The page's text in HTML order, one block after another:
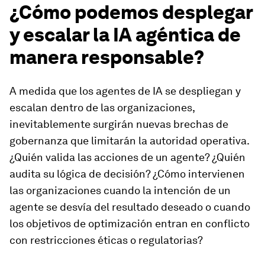
¿Cómo podemos desplegar
y escalar la IA agéntica de
manera responsable?
A medida que los agentes de IA se despliegan y
escalan dentro de las organizaciones,
inevitablemente surgirán nuevas brechas de
gobernanza que limitarán la autoridad operativa.
¿Quién valida las acciones de un agente? ¿Quién
audita su lógica de decisión? ¿Cómo intervienen
las organizaciones cuando la intención de un
agente se desvía del resultado deseado o cuando
los objetivos de optimización entran en conflicto
con restricciones éticas o regulatorias?